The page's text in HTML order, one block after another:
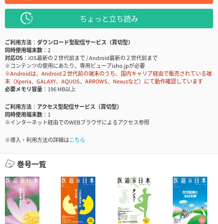
ちょっと立ち読み
ご利用方法
ダウンロード型配信サービス（買切型）
同時使用端末数
2
対応OS
iOS最新の２世代前まで / Android最新の２世代前まで
※コンテンツの使用にあたり、専用ビューアisho.jpが必要
※Androidは、Android２世代前の端末のうち、国内キャリア経由で販売されている端
末（Xperia、GALAXY、AQUOS、ARROWS、Nexusなど）にて動作確認しています
必要メモリ容量
196 MB以上
ご利用方法
アクセス型配信サービス（買切型）
同時使用端末数
1
※インターネット経由でのWEBブラウザによるアクセス参照
※導入・利用方法の詳細はこちら
巻号一覧